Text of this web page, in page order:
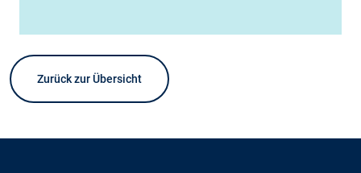
Zurück zur Übersicht